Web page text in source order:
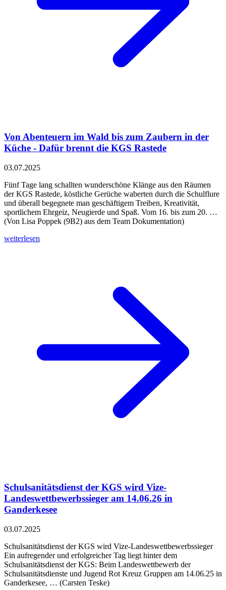
Von Abenteuern im Wald bis zum Zaubern in der
Küche - Dafür brennt die KGS Rastede
03.07.2025
Fünf Tage lang schallten wunderschöne Klänge aus den Räumen
der KGS Rastede, köstliche Gerüche waberten durch die Schulflure
und überall begegnete man geschäftigem Treiben, Kreativität,
sportlichem Ehrgeiz, Neugierde und Spaß. Vom 16. bis zum 20. …
(Von Lisa Poppek (9B2) aus dem Team Dokumentation)
weiterlesen
Schulsanitätsdienst der KGS wird Vize-
Landeswettbewerbssieger am 14.06.26 in
Ganderkesee
03.07.2025
Schulsanitätsdienst der KGS wird Vize-Landeswettbewerbssieger
Ein aufregender und erfolgreicher Tag liegt hinter dem
Schulsanitätsdienst der KGS: Beim Landeswettbewerb der
Schulsanitätsdienste und Jugend Rot Kreuz Gruppen am 14.06.25 in
Ganderkesee, … (Carsten Teske)